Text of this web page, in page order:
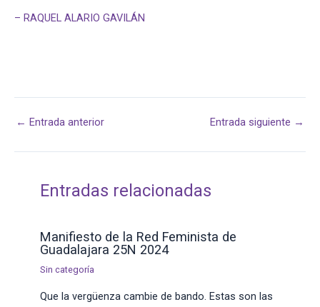
– RAQUEL ALARIO GAVILÁN
← Entrada anterior Entrada siguiente →
Entradas relacionadas
Manifiesto de la Red Feminista de
Guadalajara 25N 2024
Sin categoría
Que la vergüenza cambie de bando. Estas son las